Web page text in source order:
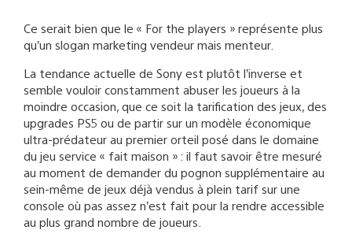
Ce serait bien que le « For the players » représente plus
qu’un slogan marketing vendeur mais menteur.
La tendance actuelle de Sony est plutôt l’inverse et
semble vouloir constamment abuser les joueurs à la
moindre occasion, que ce soit la tarification des jeux, des
upgrades PS5 ou de partir sur un modèle économique
ultra-prédateur au premier orteil posé dans le domaine
du jeu service « fait maison » : il faut savoir être mesuré
au moment de demander du pognon supplémentaire au
sein-même de jeux déjà vendus à plein tarif sur une
console où pas assez n’est fait pour la rendre accessible
au plus grand nombre de joueurs.